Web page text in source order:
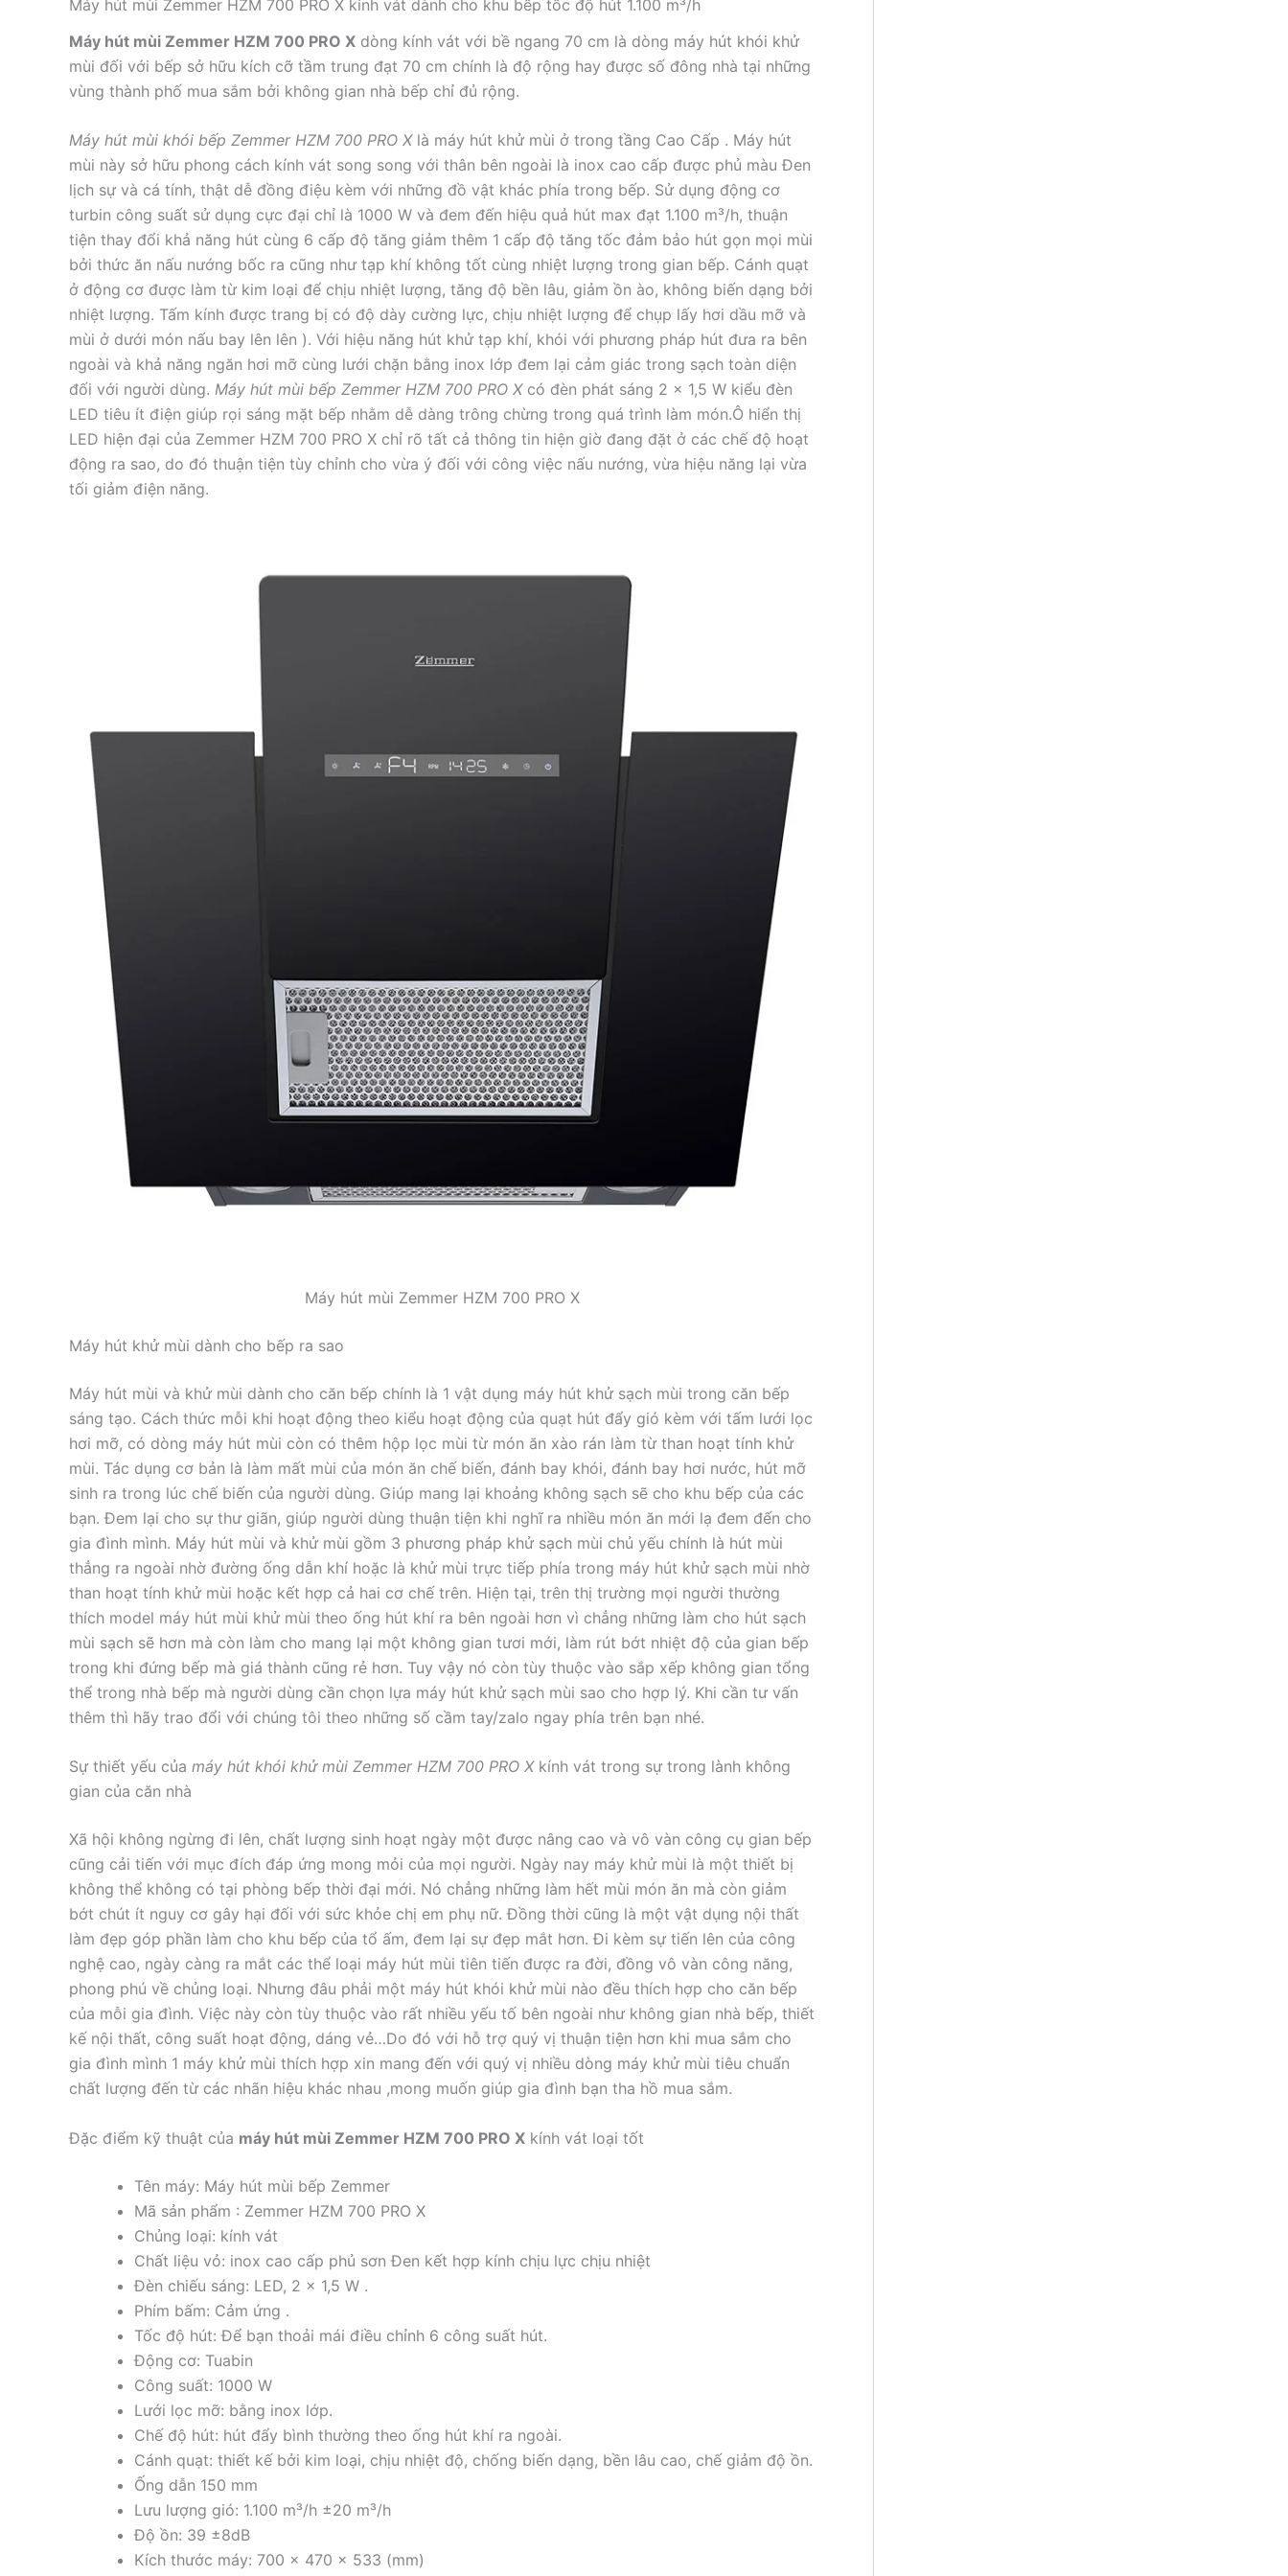
Máy hút mùi Zemmer HZM 700 PRO X kính vát dành cho khu bếp tốc độ hút 1.100 m³/h
Máy hút mùi Zemmer HZM 700 PRO X dòng kính vát với bề ngang 70 cm là dòng máy hút khói khử
mùi đối với bếp sở hữu kích cỡ tầm trung đạt 70 cm chính là độ rộng hay được số đông nhà tại những
vùng thành phố mua sắm bởi không gian nhà bếp chỉ đủ rộng.
Máy hút mùi khói bếp Zemmer HZM 700 PRO Xlà máy hút khử mùi ở trong tầng Cao Cấp . Máy hút
mùi này sở hữu phong cách kính vát song song với thân bên ngoài là inox cao cấp được phủ màu Đen
lịch sự và cá tính, thật dễ đồng điệu kèm với những đồ vật khác phía trong bếp. Sử dụng động cơ
turbin công suất sử dụng cực đại chỉ là 1000 W và đem đến hiệu quả hút max đạt 1.100 m³/h, thuận
tiện thay đổi khả năng hút cùng 6 cấp độ tăng giảm thêm 1 cấp độ tăng tốc đảm bảo hút gọn mọi mùi
bởi thức ăn nấu nướng bốc ra cũng như tạp khí không tốt cùng nhiệt lượng trong gian bếp. Cánh quạt
ở động cơ được làm từ kim loại để chịu nhiệt lượng, tăng độ bền lâu, giảm ồn ào, không biến dạng bởi
nhiệt lượng. Tấm kính được trang bị có độ dày cường lực, chịu nhiệt lượng để chụp lấy hơi dầu mỡ và
mùi ở dưới món nấu bay lên lên ). Với hiệu năng hút khử tạp khí, khói với phương pháp hút đưa ra bên
ngoài và khả năng ngăn hơi mỡ cùng lưới chặn bằng inox lớp đem lại cảm giác trong sạch toàn diện
đối với người dùng. Máy hút mùi bếp Zemmer HZM 700 PRO Xcó đèn phát sáng 2 x 1,5 W kiểu đèn
LED tiêu ít điện giúp rọi sáng mặt bếp nhằm dễ dàng trông chừng trong quá trình làm món.Ô hiển thị
LED hiện đại của Zemmer HZM 700 PRO X chỉ rõ tất cả thông tin hiện giờ đang đặt ở các chế độ hoạt
động ra sao, do đó thuận tiện tùy chỉnh cho vừa ý đối với công việc nấu nướng, vừa hiệu năng lại vừa
tối giảm điện năng.
Máy hút mùi Zemmer HZM 700 PRO X
Máy hút khử mùi dành cho bếp ra sao
Máy hút mùi và khử mùi dành cho căn bếp chính là 1 vật dụng máy hút khử sạch mùi trong căn bếp
sáng tạo. Cách thức mỗi khi hoạt động theo kiểu hoạt động của quạt hút đẩy gió kèm với tấm lưới lọc
hơi mỡ, có dòng máy hút mùi còn có thêm hộp lọc mùi từ món ăn xào rán làm từ than hoạt tính khử
mùi. Tác dụng cơ bản là làm mất mùi của món ăn chế biến, đánh bay khói, đánh bay hơi nước, hút mỡ
sinh ra trong lúc chế biến của người dùng. Giúp mang lại khoảng không sạch sẽ cho khu bếp của các
bạn. Đem lại cho sự thư giãn, giúp người dùng thuận tiện khi nghĩ ra nhiều món ăn mới lạ đem đến cho
gia đình mình. Máy hút mùi và khử mùi gồm 3 phương pháp khử sạch mùi chủ yếu chính là hút mùi
thẳng ra ngoài nhờ đường ống dẫn khí hoặc là khử mùi trực tiếp phía trong máy hút khử sạch mùi nhờ
than hoạt tính khử mùi hoặc kết hợp cả hai cơ chế trên. Hiện tại, trên thị trường mọi người thường
thích model máy hút mùi khử mùi theo ống hút khí ra bên ngoài hơn vì chẳng những làm cho hút sạch
mùi sạch sẽ hơn mà còn làm cho mang lại một không gian tươi mới, làm rút bớt nhiệt độ của gian bếp
trong khi đứng bếp mà giá thành cũng rẻ hơn. Tuy vậy nó còn tùy thuộc vào sắp xếp không gian tổng
thể trong nhà bếp mà người dùng cần chọn lựa máy hút khử sạch mùi sao cho hợp lý. Khi cần tư vấn
thêm thì hãy trao đổi với chúng tôi theo những số cầm tay/zalo ngay phía trên bạn nhé.
Sự thiết yếu của máy hút khói khử mùi Zemmer HZM 700 PRO Xkính vát trong sự trong lành không
gian của căn nhà
Xã hội không ngừng đi lên, chất lượng sinh hoạt ngày một được nâng cao và vô vàn công cụ gian bếp
cũng cải tiến với mục đích đáp ứng mong mỏi của mọi người. Ngày nay máy khử mùi là một thiết bị
không thể không có tại phòng bếp thời đại mới. Nó chẳng những làm hết mùi món ăn mà còn giảm
bớt chút ít nguy cơ gây hại đối với sức khỏe chị em phụ nữ. Đồng thời cũng là một vật dụng nội thất
làm đẹp góp phần làm cho khu bếp của tổ ấm, đem lại sự đẹp mắt hơn. Đi kèm sự tiến lên của công
nghệ cao, ngày càng ra mắt các thể loại máy hút mùi tiên tiến được ra đời, đồng vô vàn công năng,
phong phú về chủng loại. Nhưng đâu phải một máy hút khói khử mùi nào đều thích hợp cho căn bếp
của mỗi gia đình. Việc này còn tùy thuộc vào rất nhiều yếu tố bên ngoài như không gian nhà bếp, thiết
kế nội thất, công suất hoạt động, dáng vẻ…Do đó với hỗ trợ quý vị thuận tiện hơn khi mua sắm cho
gia đình mình 1 máy khử mùi thích hợp xin mang đến với quý vị nhiều dòng máy khử mùi tiêu chuẩn
chất lượng đến từ các nhãn hiệu khác nhau ,mong muốn giúp gia đình bạn tha hồ mua sắm.
Đặc điểm kỹ thuật của máy hút mùi Zemmer HZM 700 PRO X kính vát loại tốt
Tên máy: Máy hút mùi bếp Zemmer
Mã sản phẩm : Zemmer HZM 700 PRO X
Chủng loại: kính vát
Chất liệu vỏ: inox cao cấp phủ sơn Đen kết hợp kính chịu lực chịu nhiệt
Đèn chiếu sáng: LED, 2 x 1,5 W .
Phím bấm: Cảm ứng .
Tốc độ hút: Để bạn thoải mái điều chỉnh 6 công suất hút.
Động cơ: Tuabin
Công suất: 1000 W
Lưới lọc mỡ: bằng inox lớp.
Chế độ hút: hút đẩy bình thường theo ống hút khí ra ngoài.
Cánh quạt: thiết kế bởi kim loại, chịu nhiệt độ, chống biến dạng, bền lâu cao, chế giảm độ ồn.
Ống dẫn 150 mm
Lưu lượng gió: 1.100 m³/h ±20 m³/h
Độ ồn: 39 ±8dB
Kích thước máy: 700 x 470 x 533 (mm)